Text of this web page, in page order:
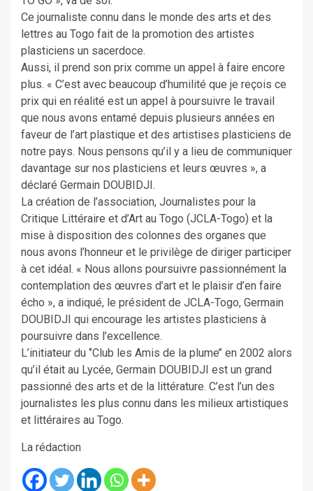
Ce journaliste connu dans le monde des arts et des
lettres au Togo fait de la promotion des artistes
plasticiens un sacerdoce.
Aussi, il prend son prix comme un appel à faire encore
plus. « C’est avec beaucoup d’humilité que je reçois ce
prix qui en réalité est un appel à poursuivre le travail
que nous avons entamé depuis plusieurs années en
faveur de l’art plastique et des artistises plasticiens de
notre pays. Nous pensons qu’il y a lieu de communiquer
davantage sur nos plasticiens et leurs œuvres », a
déclaré Germain DOUBIDJI.
La création de l’association, Journalistes pour la
Critique Littéraire et d’Art au Togo (JCLA-Togo) et la
mise à disposition des colonnes des organes que
nous avons l’honneur et le privilège de diriger participer
à cet idéal. « Nous allons poursuivre passionnément la
contemplation des œuvres d’art et le plaisir d’en faire
écho », a indiqué, le président de JCLA-Togo, Germain
DOUBIDJI qui encourage les artistes plasticiens à
poursuivre dans l’excellence.
L’initiateur du ‘’Club les Amis de la plume’’ en 2002 alors
qu’il était au Lycée, Germain DOUBIDJI est un grand
passionné des arts et de la littérature. C’est l’un des
journalistes les plus connu dans les milieux artistiques
et littéraires au Togo.
La rédaction